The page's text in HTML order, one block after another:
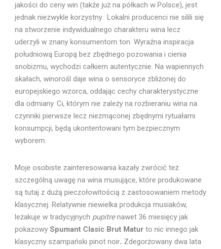
jakości do ceny win (także już na półkach w Polsce), jest
jednak niezwykle korzystny. Lokalni producenci nie silili się
na stworzenie indywidualnego charakteru wina lecz
uderzyli w znany konsumentom ton. Wyraźna inspiracja
południową Europą bez zbędnego pozowania i cienia
snobizmu, wychodzi całkiem autentycznie. Na wapiennych
skałach, winorośl daje wina o sensoryce zbliżonej do
europejskiego wzorca, oddając cechy charakterystyczne
dla odmiany. Ci, którym nie zależy na rozbieraniu wina na
czynniki pierwsze lecz niezmąconej zbędnymi rytuałami
konsumpcji, będą ukontentowani tym bezpiecznym
wyborem.
Moje osobiste zainteresowania kazały zwrócić też
szczególną uwagę na wina musujące, które produkowane
są tutaj z dużą pieczołowitością z zastosowaniem metody
klasycznej. Relatywnie niewielka produkcja musiaków,
leżakuje w tradycyjnych pupitrenawet 36 miesięcy jak
pokazowy Spumant Clasic Brut Matur to nic innego jak
klasyczny szampański pinot noir. Zdegorżowany dwa lata